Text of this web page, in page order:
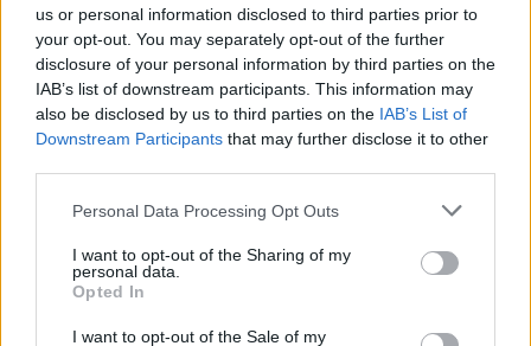
us or personal information disclosed to third parties prior to
your opt-out. You may separately opt-out of the further
disclosure of your personal information by third parties on the
IAB’s list of downstream participants. This information may
also be disclosed by us to third parties on the IAB’s List of
Downstream Participants that may further disclose it to other
Please note that this website/app uses one or more Google
not limited to your visit or usage behaviour. You may click to
grant or deny consent to Google and its third-party tags to
use your data for below specified purposes in below Google
consent section.
Personal Data Processing Opt Outs
I want to opt-out of the Sharing of my
personal data.
Opted In
I want to opt-out of the Sale of my
Το Ιράν θέτει έξι όρους προς τις ΗΠΑ για το
άνοιγμα των Στενών του Ορμούζ
08.08.2026 ΠΑΝΑΓΙΏΤΗΣ ΣΠΑΝΌΣ